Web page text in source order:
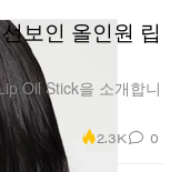
보인 올인원 립
Oil Stick을 소개합니
2.3K 0